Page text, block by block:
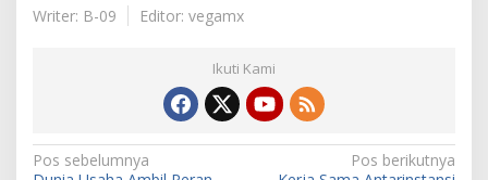
Writer: B-09 Editor: vegamx
Ikuti Kami
N
Pos sebelumnya
Pos berikutnya